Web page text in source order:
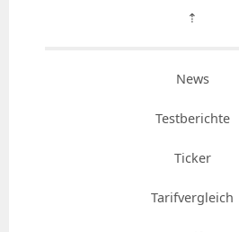
⇡
News
Testberichte
Ticker
Tarifvergleich